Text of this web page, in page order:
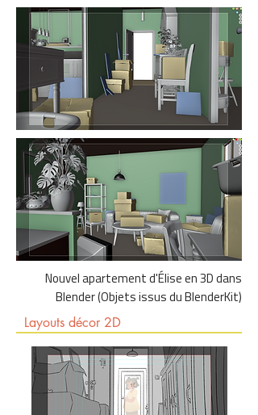
Nouvel apartement d'Élise en 3D dans
Blender (Objets issus du BlenderKit)
Layouts décor 2D